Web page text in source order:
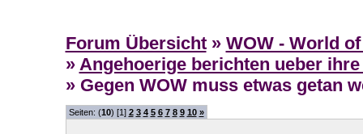
Forum Übersicht » WOW - World
» Angehoerige berichten ueber
» Gegen WOW muss etwas getan
Seiten: (10) [1] 2 3 4 5 6 7 8 9 10 »